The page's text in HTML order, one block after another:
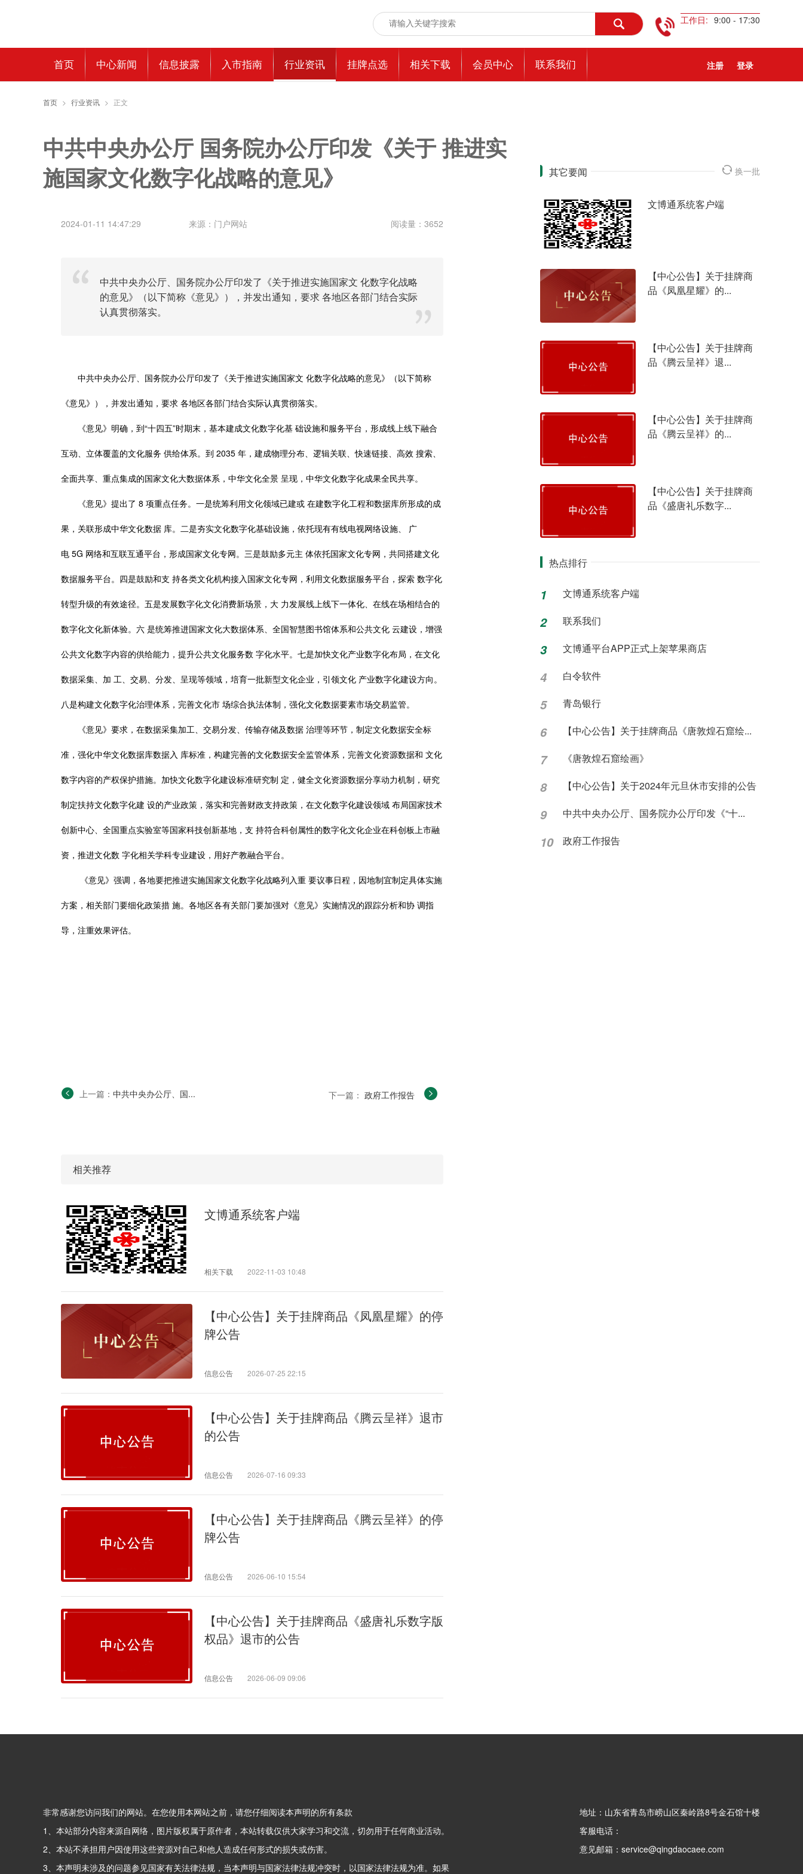
工作日: 9:00 - 17:30
首页 中心新闻 信息披露 入市指南 行业资讯 挂牌点选 相关下载 会员中心 联系我们 注册 登录
首页 > 行业资讯 > 正文
中共中央办公厅 国务院办公厅印发《关于 推进实
施国家文化数字化战略的意见》
2024-01-11 14:47:29 来源：门户网站 阅读量： 3652
中共中央办公厅、国务院办公厅印发了《关于推进实施国家文 化数字化战略
的意见》（以下简称《意见》），并发出通知，要求 各地区各部门结合实际
认真贯彻落实。
中共中央办公厅、国务院办公厅印发了《关于推进实施国家文 化数字化战略的意见》（以下简称
《意见》），并发出通知，要求 各地区各部门结合实际认真贯彻落实。
《意见》明确，到 “十四五”时期末，基本建成文化数字化基 础设施和服务平台，形成线上线下融合
互动、立体覆盖的文化服务 供给体系。到 2035 年，建成物理分布、逻辑关联、快速链接、高效 搜索、
全面共享、重点集成的国家文化大数据体系，中华文化全景 呈现，中华文化数字化成果全民共享。
《意见》提出了 8 项重点任务。一是统筹利用文化领域已建或 在建数字化工程和数据库所形成的成
果，关联形成中华文化数据 库。二是夯实文化数字化基础设施，依托现有有线电视网络设施、 广
电 5G 网络和互联互通平台，形成国家文化专网。三是鼓励多元主 体依托国家文化专网，共同搭建文化
数据服务平台。四是鼓励和支 持各类文化机构接入国家文化专网，利用文化数据服务平台，探索 数字化
转型升级的有效途径。五是发展数字化文化消费新场景，大 力发展线上线下一体化、在线在场相结合的
数字化文化新体验。六 是统筹推进国家文化大数据体系、全国智慧图书馆体系和公共文化 云建设，增强
公共文化数字内容的供给能力，提升公共文化服务数 字化水平。七是加快文化产业数字化布局，在文化
数据采集、加 工、交易、分发、呈现等领域，培育一批新型文化企业，引领文化 产业数字化建设方向。
八是构建文化数字化治理体系，完善文化市 场综合执法体制，强化文化数据要素市场交易监管。
《意见》要求，在数据采集加工、交易分发、传输存储及数据 治理等环节，制定文化数据安全标
准，强化中华文化数据库数据入 库标准，构建完善的文化数据安全监管体系，完善文化资源数据和 文化
数字内容的产权保护措施。加快文化数字化建设标准研究制 定，健全文化资源数据分享动力机制，研究
制定扶持文化数字化建 设的产业政策，落实和完善财政支持政策，在文化数字化建设领域 布局国家技术
创新中心、全国重点实验室等国家科技创新基地，支 持符合科创属性的数字化文化企业在科创板上市融
资，推进文化数 字化相关学科专业建设，用好产教融合平台。
《意见》强调，各地要把推进实施国家文化数字化战略列入重 要议事日程，因地制宜制定具体实施
方案，相关部门要细化政策措 施。各地区各有关部门要加强对《意见》实施情况的跟踪分析和协 调指
导，注重效果评估。
上一篇： 中共中央办公厅、国... 下一篇： 政府工作报告
相关推荐
文博通系统客户端
相关下载 2022-11-03 10:48
【中心公告】关于挂牌商品《凤凰星耀》的停
牌公告
信息公告 2026-07-25 22:15
【中心公告】关于挂牌商品《腾云呈祥》退市
的公告
信息公告 2026-07-16 09:33
【中心公告】关于挂牌商品《腾云呈祥》的停
牌公告
信息公告 2026-06-10 15:54
【中心公告】关于挂牌商品《盛唐礼乐数字版
权品》退市的公告
信息公告 2026-06-09 09:06
其它要闻 换一批
文博通系统客户端
【中心公告】关于挂牌商
品《凤凰星耀》的...
【中心公告】关于挂牌商
品《腾云呈祥》退...
【中心公告】关于挂牌商
品《腾云呈祥》的...
【中心公告】关于挂牌商
品《盛唐礼乐数字...
热点排行
1 文博通系统客户端
2 联系我们
3 文博通平台APP正式上架苹果商店
4 白令软件
5 青岛银行
6 【中心公告】关于挂牌商品《唐敦煌石窟绘...
7 《唐敦煌石窟绘画》
8 【中心公告】关于2024年元旦休市安排的公告
9 中共中央办公厅、国务院办公厅印发《“十...
10 政府工作报告
非常感谢您访问我们的网站。在您使用本网站之前，请您仔细阅读本声明的所有条款
1、本站部分内容来源自网络，图片版权属于原作者，本站转载仅供大家学习和交流，切勿用于任何商业活动。
2、本站不承担用户因使用这些资源对自己和他人造成任何形式的损失或伤害。
3、本声明未涉及的问题参见国家有关法律法规，当本声明与国家法律法规冲突时，以国家法律法规为准。如果
地址：山东省青岛市崂山区秦岭路8号金石馆十楼
客服电话：
意见邮箱：service@qingdaocaee.com